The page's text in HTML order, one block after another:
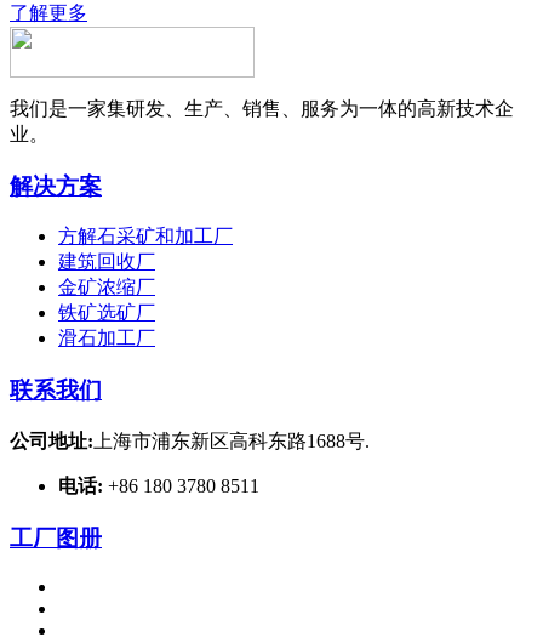
了解更多
我们是一家集研发、生产、销售、服务为一体的高新技术企
业。
解决方案
方解石采矿和加工厂
建筑回收厂
金矿浓缩厂
铁矿选矿厂
滑石加工厂
联系我们
公司地址: 上海市浦东新区高科东路1688号.
电话: +86 180 3780 8511
工厂图册